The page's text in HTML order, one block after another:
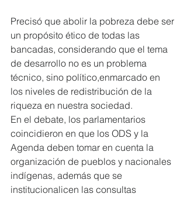
Precisó que abolir la pobreza debe ser
un propósito ético de todas las
bancadas, considerando que el tema
de desarrollo no es un problema
técnico, sino político,enmarcado en
los niveles de redistribución de la
riqueza en nuestra sociedad.
En el debate, los parlamentarios
coincidieron en que los ODS y la
Agenda deben tomar en cuenta la
organización de pueblos y nacionales
indígenas, además que se
institucionalicen las consultas